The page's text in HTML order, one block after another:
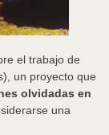
el trabajo de
un proyecto que
olvidadas en
una